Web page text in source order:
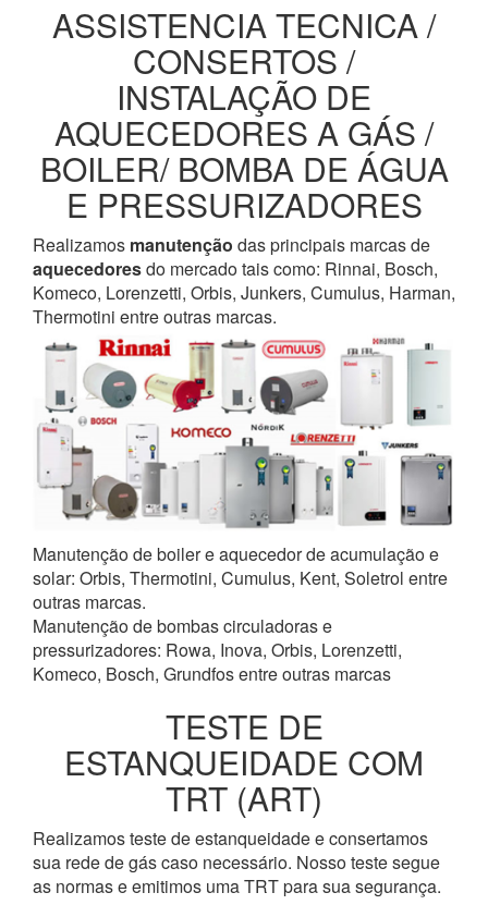
ASSISTENCIA TECNICA /
CONSERTOS /
INSTALAÇÃO DE
AQUECEDORES A GÁS /
BOILER/ BOMBA DE ÁGUA
E PRESSURIZADORES
Realizamos manutenção das principais marcas de
aquecedoresdo mercado tais como: Rinnai, Bosch,
Komeco, Lorenzetti, Orbis, Junkers, Cumulus, Harman,
Thermotini entre outras marcas.
Manutenção de boiler e aquecedor de acumulação e
solar: Orbis, Thermotini, Cumulus, Kent, Soletrol entre
outras marcas.
Manutenção de bombas circuladoras e
pressurizadores: Rowa, Inova, Orbis, Lorenzetti,
Komeco, Bosch, Grundfos entre outras marcas
TESTE DE
ESTANQUEIDADE COM
TRT (ART)
Realizamos teste de estanqueidade e consertamos
sua rede de gás caso necessário. Nosso teste segue
as normas e emitimos uma TRT para sua segurança.